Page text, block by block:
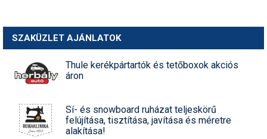
SZAKÜZLET AJÁNLATOK
Thule kerékpártartók és tetőboxok akciós
áron
Sí- és snowboard ruházat teljeskörű
felújítása, tisztítása, javítása és méretre
alakítása!